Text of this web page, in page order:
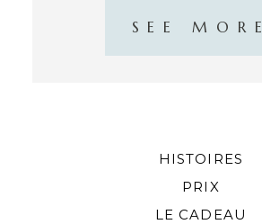
SEE MORE
HISTOIRES
PRIX
LE CADEAU